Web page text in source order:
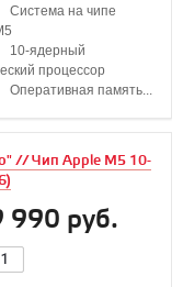
Система на чипе
10‑ядерный
процессор
Оперативная память...
// Чип Apple M5 10-
990 руб.